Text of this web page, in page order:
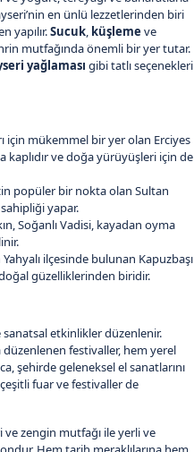
en ünlü lezzetlerinden biri
yapılır.Sucuk, küşleme ve
mutfağında önemli bir yer tutar.
yağlaması gibi tatlı seçenekleri
için mükemmel bir yer olan Erciyes
kaplıdır ve doğa yürüyüşleri için de
popüler bir nokta olan Sultan
yapar.
Soğanlı Vadisi, kayadan oyma
Yahyalı ilçesinde bulunan Kapuzbaşı
güzelliklerinden biridir.
sanatsal etkinlikler düzenlenir.
düzenlenen festivaller, hem yerel
şehirde geleneksel el sanatlarını
fuar ve festivaller de
zengin mutfağı ile yerli ve